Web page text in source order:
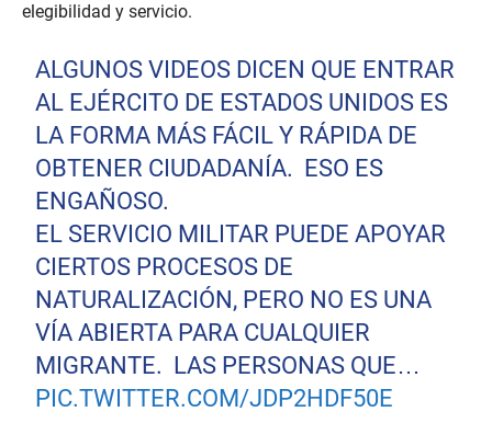
elegibilidad y servicio.
ALGUNOS VIDEOS DICEN QUE ENTRAR
AL EJÉRCITO DE ESTADOS UNIDOS ES
LA FORMA MÁS FÁCIL Y RÁPIDA DE
OBTENER CIUDADANÍA. ESO ES
ENGAÑOSO.
EL SERVICIO MILITAR PUEDE APOYAR
CIERTOS PROCESOS DE
NATURALIZACIÓN, PERO NO ES UNA
VÍA ABIERTA PARA CUALQUIER
MIGRANTE. LAS PERSONAS QUE…
PIC.TWITTER.COM/JDP2HDF50E